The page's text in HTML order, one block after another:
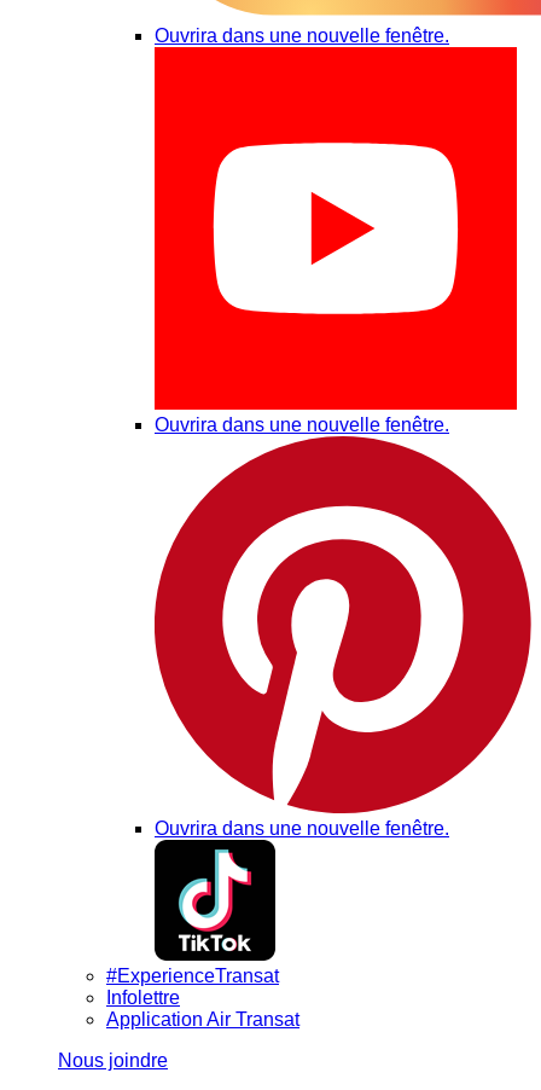
Ouvrira dans une nouvelle fenêtre.
Ouvrira dans une nouvelle fenêtre.
Ouvrira dans une nouvelle fenêtre.
#ExperienceTransat
Infolettre
Application Air Transat
Nous joindre